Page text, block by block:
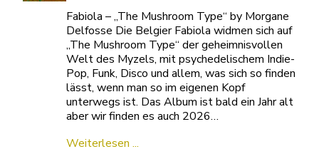
Fabiola – „The Mushroom Type“ by Morgane
Delfosse Die Belgier Fabiola widmen sich auf
„The Mushroom Type“ der geheimnisvollen
Welt des Myzels, mit psychedelischem Indie-
Pop, Funk, Disco und allem, was sich so finden
lässt, wenn man so im eigenen Kopf
unterwegs ist. Das Album ist bald ein Jahr alt
aber wir finden es auch 2026…
Weiterlesen ...